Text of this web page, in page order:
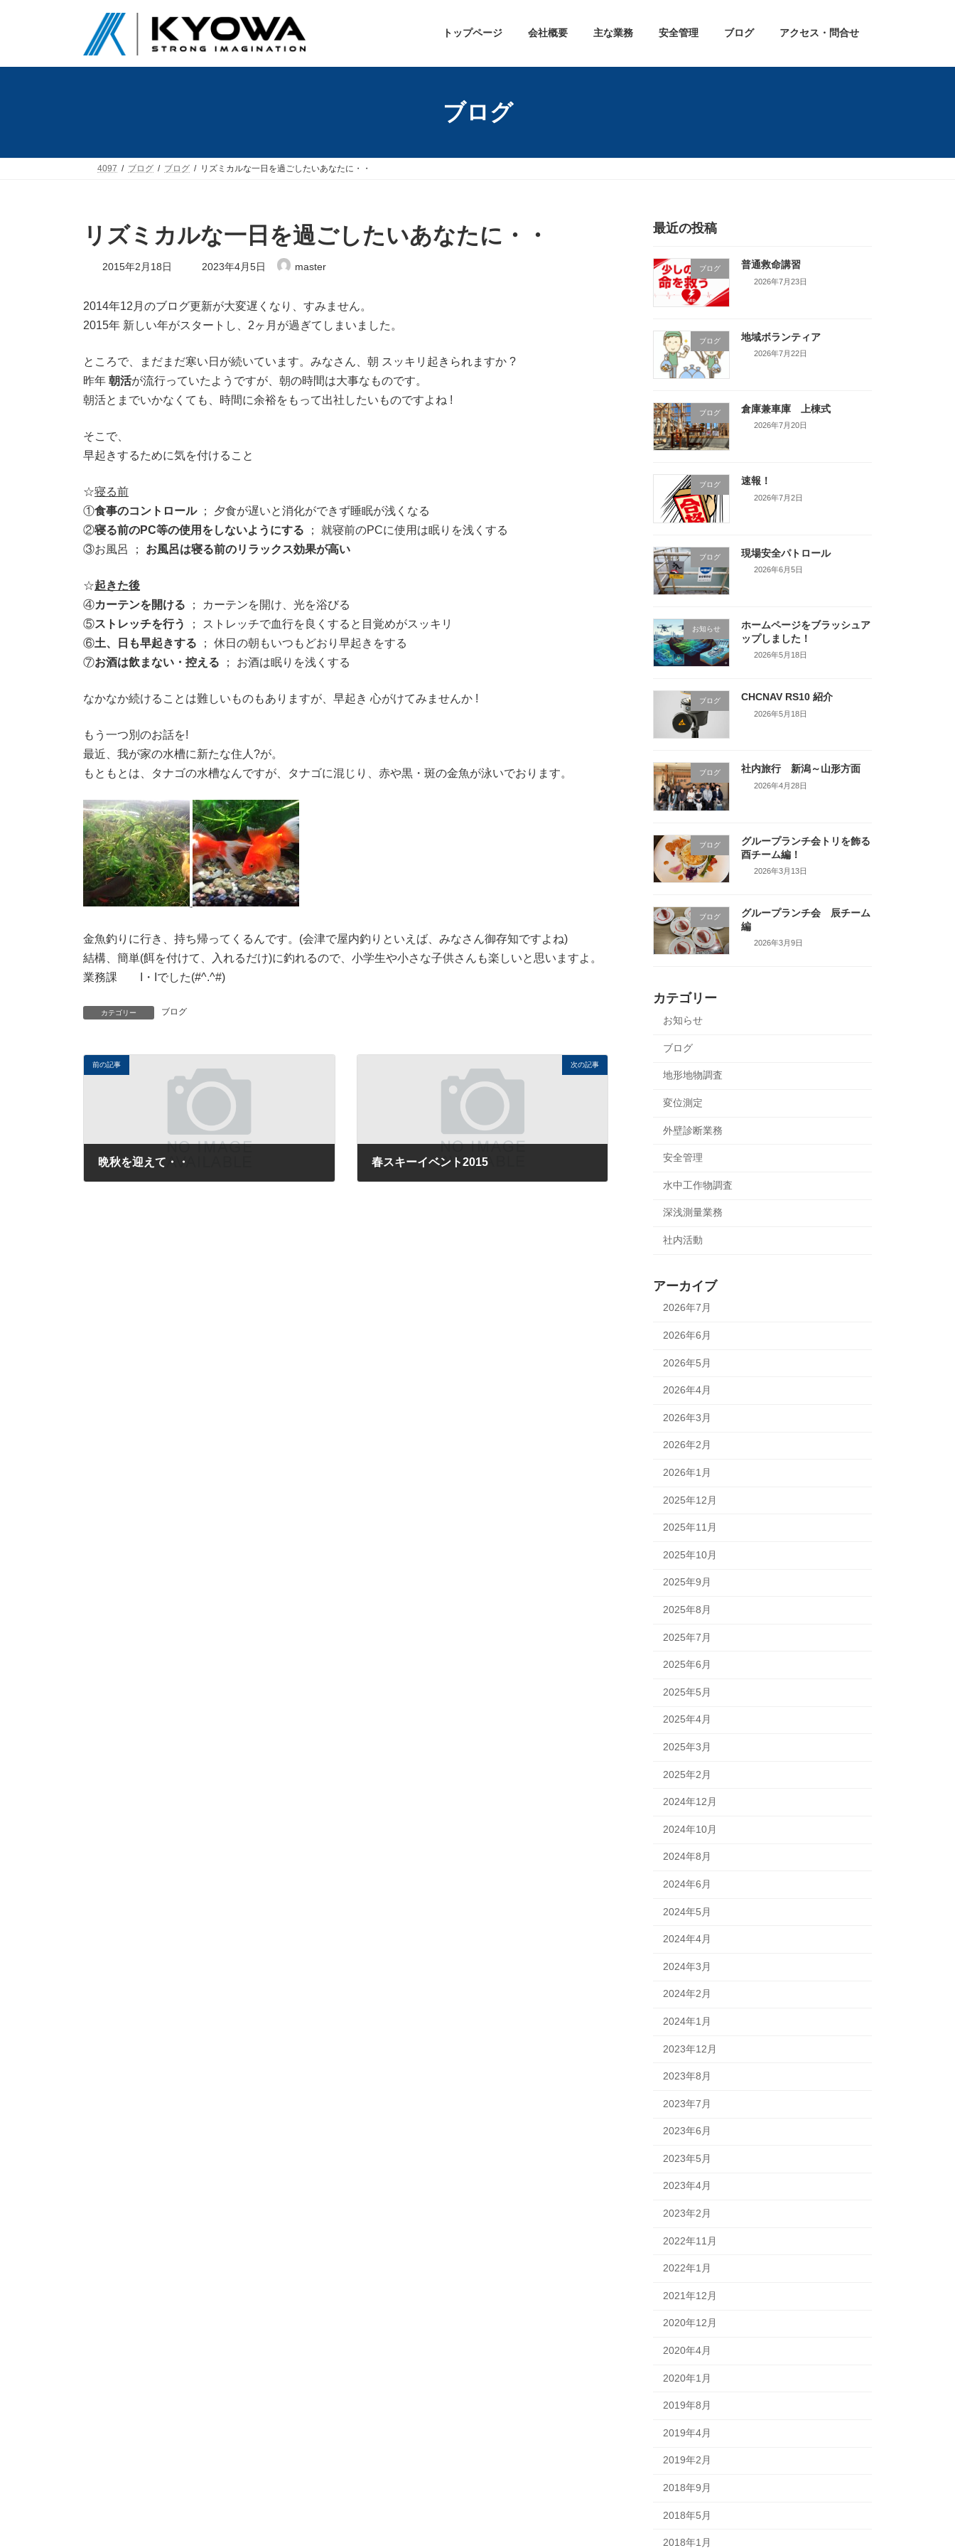
ツ
シ
トップページ 会社概要 主な業務 安全管理 ブログ アクセス・問合せ
ブログ
4097 ブログ ブログ リズミカルな一日を過ごしたいあなたに・・
リズミカルな一日を過ごしたいあなたに・・
2015年2月18日
最
終
新
日
時
2023年4月5日 master
2014年12月のブログ更新が大変遅くなり、すみません。
2015年 新しい年がスタートし、2ヶ月が過ぎてしまいました。
ところで、まだまだ寒い日が続いています。みなさん、朝 スッキリ起きられますか ?
昨年 朝活が流行っていたようですが、朝の時間は大事なものです。
朝活とまでいかなくても、時間に余裕をもって出社したいものですよね !
そこで、
早起きするために気を付けること
☆寝る前
①食事のコントロール ； 夕食が遅いと消化ができず睡眠が浅くなる
②寝る前のPC等の使用をしないようにする ； 就寝前のPCに使用は眠りを浅くする
③お風呂 ； お風呂は寝る前のリラックス効果が高い
☆起きた後
④カーテンを開ける ； カーテンを開け、光を浴びる
⑤ストレッチを行う
； ストレッチで血行を良くすると目覚めがスッキリ
⑥土、日も早起きする ； 休日の朝もいつもどおり早起きをする
⑦お酒は飲まない・控える ； お酒は眠りを浅くする
なかなか続けることは難しいものもありますが、早起き 心がけてみませんか !
もう一つ別のお話を!
最近、我が家の水槽に新たな住人?が。
もともとは、タナゴの水槽なんですが、タナゴに混じり、赤や黒・斑の金魚が泳いでおります。
金魚釣りに行き、持ち帰ってくるんです。(会津で屋内釣りといえば、みなさん御存知ですよね)
結構、簡単(餌を付けて、入れるだけ)に釣れるので、小学生や小さな子供さんも楽しいと思いますよ。
業務課 I・Iでした(#^.^#)
カテゴリー ブログ
前の記事
晩秋を迎えて・・
次の記事
春スキーイベント2015
最近の投稿
ブログ 普通救命講習
2026年7月23日
ブログ 地域ボランティア
2026年7月22日
ブログ 倉庫兼車庫 上棟式
2026年7月20日
ブログ 速報！
2026年7月2日
ブログ 現場安全パトロール
2026年6月5日
お知らせ
ホームページをブラッシュア
ップしました！
2026年5月18日
ブログ CHCNAV RS10 紹介
2026年5月18日
ブログ 社内旅行 新潟～山形方面
2026年4月28日
ブログ
グループランチ会トリを飾る
酉チーム編！
2026年3月13日
ブログ
グループランチ会 辰チーム
編
2026年3月9日
カテゴリー
お知らせ
ブログ
地形地物調査
変位測定
外壁診断業務
安全管理
水中工作物調査
深浅測量業務
社内活動
アーカイブ
2026年7月
2026年6月
2026年5月
2026年4月
2026年3月
2026年2月
2026年1月
2025年12月
2025年11月
2025年10月
2025年9月
2025年8月
2025年7月
2025年6月
2025年5月
2025年4月
2025年3月
2025年2月
2024年12月
2024年10月
2024年8月
2024年6月
2024年5月
2024年4月
2024年3月
2024年2月
2024年1月
2023年12月
2023年8月
2023年7月
2023年6月
2023年5月
2023年4月
2023年2月
2022年11月
2022年1月
2021年12月
2020年12月
2020年4月
2020年1月
2019年8月
2019年4月
2019年2月
2018年9月
2018年5月
2018年1月